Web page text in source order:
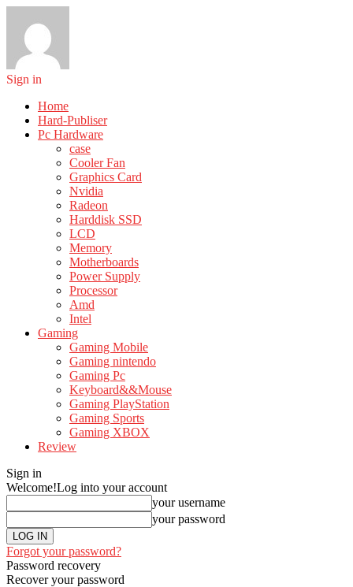
Sign in
Home
Hard-Publiser
Pc Hardware
case
Cooler Fan
Graphics Card
Nvidia
Radeon
Harddisk SSD
LCD
Memory
Motherboards
Power Supply
Processor
Amd
Intel
Gaming
Gaming Mobile
Gaming nintendo
Gaming Pc
Keyboard&&Mouse
Gaming PlayStation
Gaming Sports
Gaming XBOX
Review
Sign in
Welcome!Log into your account
your username
your password
Forgot your password?
Password recovery
Recover your password